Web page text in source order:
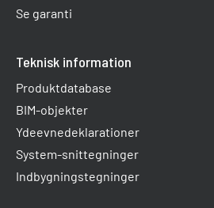
Se garanti
Teknisk information
Produktdatabase
BIM-objekter
Ydeevnedeklarationer
System-snittegninger
Indbygningstegninger